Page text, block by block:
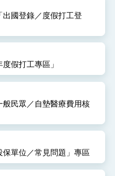
」（AFP）專訪內容
《外交事務》撰文指出：自由
結合作方能守護繁榮
世界的光華」開幕式，期許數
50年
濟繁榮夥伴對話」記者會 說
略方向 盼與民主夥伴共同引
榮
籲深化台印尼半導體供應鏈合
宴歡迎美國聯邦參議員蓋耶哥
見美國智庫「德國馬歇爾基金
協定」簽署
國登錄／度假打工登
假打工專區」
民眾／自墊醫療費用核
單位／常見問題」專區